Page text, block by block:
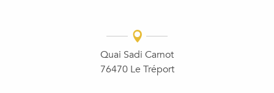
Quai Sadi Carnot
76470 Le Tréport